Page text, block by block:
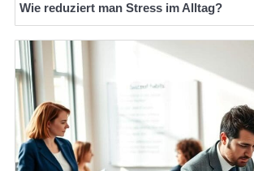
Wie reduziert man Stress im Alltag?